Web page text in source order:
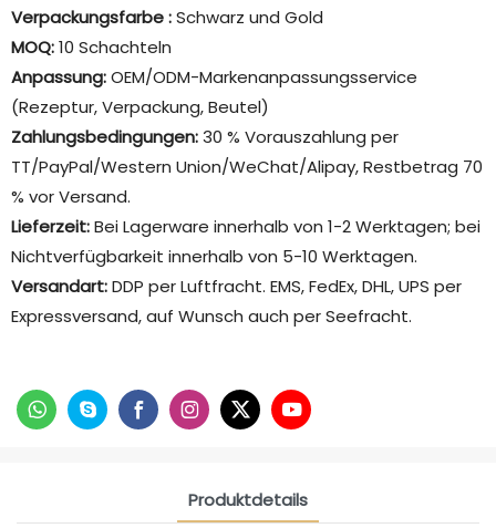
Verpackungsfarbe:Schwarz und Gold
MOQ:10 Schachteln
Anpassung:OEM/ODM-Markenanpassungsservice
(Rezeptur, Verpackung, Beutel)
Zahlungsbedingungen:30 % Vorauszahlung per
TT/PayPal/Western Union/WeChat/Alipay, Restbetrag 70
% vor Versand.
Lieferzeit:Bei Lagerware innerhalb von 1-2 Werktagen; bei
Nichtverfügbarkeit innerhalb von 5-10 Werktagen.
Versandart:DDP per Luftfracht. EMS, FedEx, DHL, UPS per
Expressversand, auf Wunsch auch per Seefracht.
Produktdetails